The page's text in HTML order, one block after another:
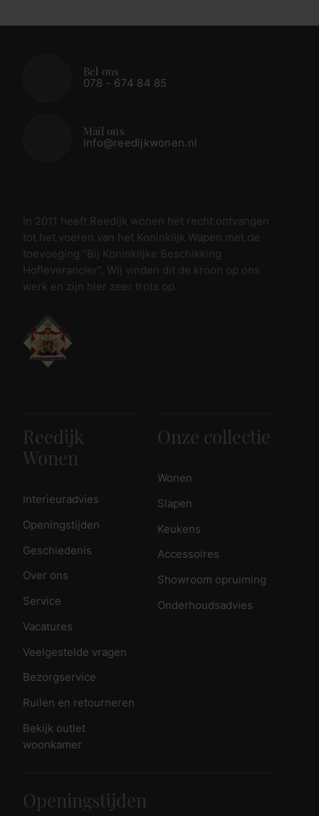
Bel ons
078 - 674 84 85
Mail ons
info@reedijkwonen.nl
In 2011 heeft Reedijk wonen het recht ontvangen
tot het voeren van het Koninklijk Wapen met de
toevoeging “Bij Koninklijke Beschikking
Hofleverancier”. Wij vinden dit de kroon op ons
werk en zijn hier zeer trots op.
Reedijk
Wonen
Interieuradvies
Openingstijden
Geschiedenis
Over ons
Service
Vacatures
Veelgestelde vragen
Bezorgservice
Ruilen en retourneren
Bekijk outlet
woonkamer
Onze collectie
Wonen
Slapen
Keukens
Accessoires
Showroom opruiming
Onderhoudsadvies
Openingstijden